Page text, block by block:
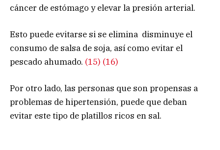
cáncer de estómago y elevar la presión arterial.
Esto puede evitarse si se elimina disminuye el
consumo de salsa de soja, así como evitar el
pescado ahumado. (15) (16)
Por otro lado, las personas que son propensas a
problemas de hipertensión, puede que deban
evitar este tipo de platillos ricos en sal.